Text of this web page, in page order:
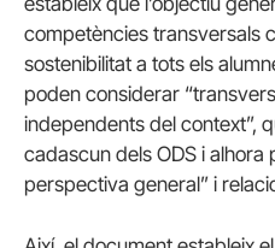
competències transversals
sostenibilitat a tots els
poden considerar
independents del context”,
cadascun dels ODS i alhora
perspectiva general” i